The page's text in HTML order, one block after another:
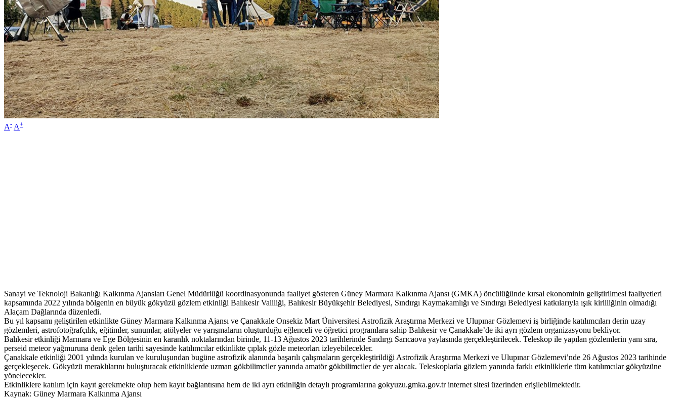
A- A+
Sanayi ve Teknoloji Bakanlığı Kalkınma Ajansları Genel Müdürlüğü koordinasyonunda faaliyet gösteren Güney Marmara Kalkınma Ajansı (GMKA) öncülüğünde kırsal ekonominin geliştirilmesi faaliyetleri
kapsamında 2022 yılında bölgenin en büyük gökyüzü gözlem etkinliği Balıkesir Valiliği, Balıkesir Büyükşehir Belediyesi, Sındırgı Kaymakamlığı ve Sındırgı Belediyesi katkılarıyla ışık kirliliğinin olmadığı
Alaçam Dağlarında düzenledi.
Bu yıl kapsamı geliştirilen etkinlikte Güney Marmara Kalkınma Ajansı ve Çanakkale Onsekiz Mart Üniversitesi Astrofizik Araştırma Merkezi ve Ulupınar Gözlemevi iş birliğinde katılımcıları derin uzay
gözlemleri, astrofotoğrafçılık, eğitimler, sunumlar, atölyeler ve yarışmaların oluşturduğu eğlenceli ve öğretici programlara sahip Balıkesir ve Çanakkale’de iki ayrı gözlem organizasyonu bekliyor.
Balıkesir etkinliği Marmara ve Ege Bölgesinin en karanlık noktalarından birinde, 11-13 Ağustos 2023 tarihlerinde Sındırgı Sarıcaova yaylasında gerçekleştirilecek. Teleskop ile yapılan gözlemlerin yanı sıra,
perseid meteor yağmuruna denk gelen tarihi sayesinde katılımcılar etkinlikte çıplak gözle meteorları izleyebilecekler.
Çanakkale etkinliği 2001 yılında kurulan ve kuruluşundan bugüne astrofizik alanında başarılı çalışmaların gerçekleştirildiği Astrofizik Araştırma Merkezi ve Ulupınar Gözlemevi’nde 26 Ağustos 2023 tarihinde
gerçekleşecek. Gökyüzü meraklılarını buluşturacak etkinliklerde uzman gökbilimciler yanında amatör gökbilimciler de yer alacak. Teleskoplarla gözlem yanında farklı etkinliklerle tüm katılımcılar gökyüzüne
yönelecekler.
Etkinliklere katılım için kayıt gerekmekte olup hem kayıt bağlantısına hem de iki ayrı etkinliğin detaylı programlarına gokyuzu.gmka.gov.tr internet sitesi üzerinden erişilebilmektedir.
Kaynak: Güney Marmara Kalkınma Ajansı